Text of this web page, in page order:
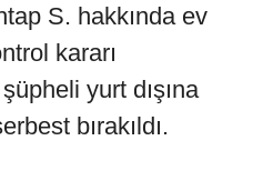
S. hakkında ev
kararı
yurt dışına
bırakıldı.